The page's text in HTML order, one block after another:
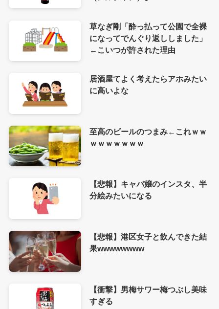
草なぎ剛「酔っ払って公園で全裸
になってでんぐり返ししました」
←こいつが許された理由
居酒屋てよく考えたらアホみたい
に高いよな
至高のビールのつまみ←これｗｗ
ｗｗｗｗｗｗｗ
【悲報】キャバ嬢のインスタ、半
分絵みたいになる
【悲報】港区女子と飲んできた結
果wwwwwwww
【衝撃】男梅サワー梅つぶし美味
すぎる